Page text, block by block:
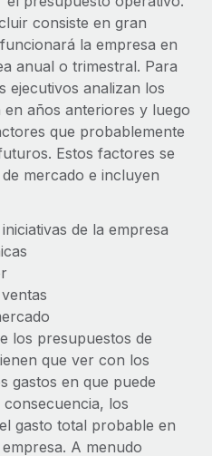
consiste en gran
la empresa en
anual o trimestral. Para
ejecutivos analizan los
años anteriores y luego
que probablemente
Estos factores se
mercado e incluyen
de la empresa
los presupuestos de
que ver con los
gastos en que puede
los
gasto total probable en
A menudo